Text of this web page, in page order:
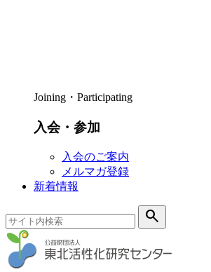
Joining・Participating
入会・参加
入会のご案内
メルマガ登録
新着情報
search